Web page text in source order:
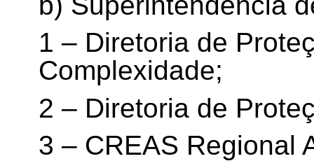
1 – Diretoria de
Complexidade;
2 – Diretoria de
3 – CREAS Regional